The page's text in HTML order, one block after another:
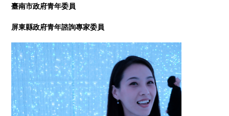
臺南市政府青年委員
屏東縣政府青年諮詢專家委員